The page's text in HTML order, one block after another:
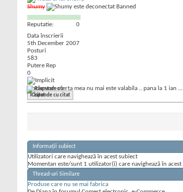
Shumy Banned
Reputatie:
0
Data înscrierii
5th December 2007
Posturi
583
Putere Rep
0
momentan oferta mea nu mai este valabila .. pana la 1 ian
Răspunde cu citat
Informații subiect
Utilizatori care navighează în acest subiect
Momentan este/sunt 1 utilizator(i) care navighează în acest
Thread-uri Similare
Produse care nu se mai fabrica